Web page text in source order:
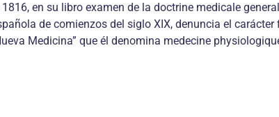
en su libro examen de la doctrine medicale
de comienzos del siglo XIX, denuncia el
Medicina” que él denomina medecine